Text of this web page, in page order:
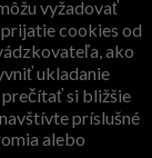
vyžadovať
cookies od
ako
ukladanie
si bližšie
príslušné
alebo